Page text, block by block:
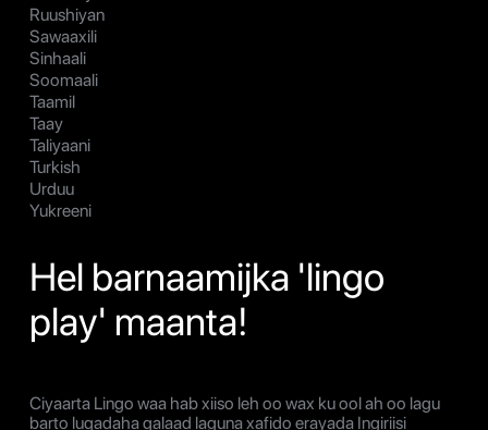
Ruushiyan
Sawaaxili
Sinhaali
Soomaali
Taamil
Taay
Taliyaani
Turkish
Urduu
Yukreeni
Hel barnaamijka 'lingo
play' maanta!
Ciyaarta Lingo waa hab xiiso leh oo wax ku ool ah oo lagu
barto luqadaha qalaad laguna xafido erayada Ingiriisi